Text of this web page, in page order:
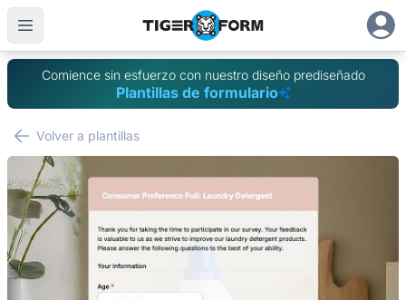
Comience sin esfuerzo con nuestro diseño prediseñado
Plantillas de formulario
Volver a plantillas